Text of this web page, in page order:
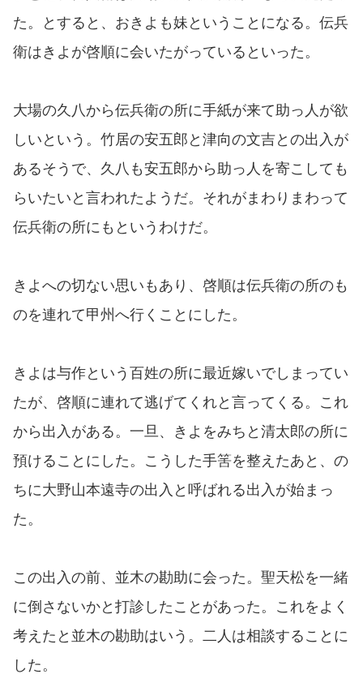
た。とすると、おきよも妹ということになる。伝兵
衛はきよが啓順に会いたがっているといった。
大場の久八から伝兵衛の所に手紙が来て助っ人が欲
しいという。竹居の安五郎と津向の文吉との出入が
あるそうで、久八も安五郎から助っ人を寄こしても
らいたいと言われたようだ。それがまわりまわって
伝兵衛の所にもというわけだ。
きよへの切ない思いもあり、啓順は伝兵衛の所のも
のを連れて甲州へ行くことにした。
きよは与作という百姓の所に最近嫁いでしまってい
たが、啓順に連れて逃げてくれと言ってくる。これ
から出入がある。一旦、きよをみちと清太郎の所に
預けることにした。こうした手筈を整えたあと、の
ちに大野山本遠寺の出入と呼ばれる出入が始まっ
た。
この出入の前、並木の勘助に会った。聖天松を一緒
に倒さないかと打診したことがあった。これをよく
考えたと並木の勘助はいう。二人は相談することに
した。